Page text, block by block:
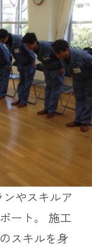
やスキルア
ート。 施工
スキルを身